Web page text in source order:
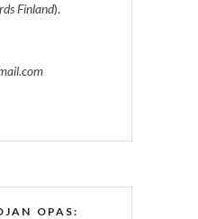
Finland).
OPAS: